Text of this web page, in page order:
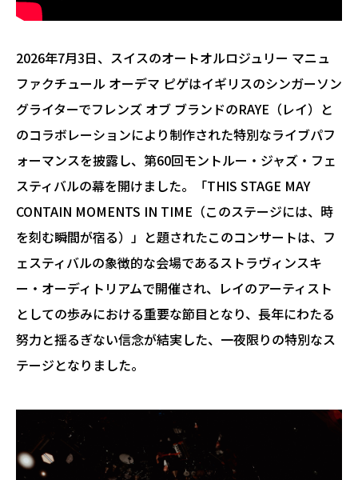
2026年7月3日、スイスのオートオルロジュリー マニュ
ファクチュール オーデマ ピゲはイギリスのシンガーソン
グライターでフレンズ オブ ブランドのRAYE（レイ）と
のコラボレーションにより制作された特別なライブパフ
ォーマンスを披露し、第60回モントルー・ジャズ・フェ
スティバルの幕を開けました。「THIS STAGE MAY
CONTAIN MOMENTS IN TIME（このステージには、時
を刻む瞬間が宿る）」と題されたこのコンサートは、フ
ェスティバルの象徴的な会場であるストラヴィンスキ
ー・オーディトリアムで開催され、レイのアーティスト
としての歩みにおける重要な節目となり、長年にわたる
努力と揺るぎない信念が結実した、一夜限りの特別なス
テージとなりました。